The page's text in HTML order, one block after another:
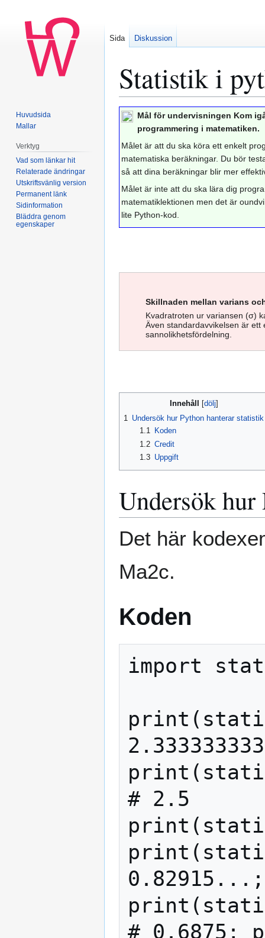
Statistik i
Hoppa
till
Hoppa
till
Mål för undervisningen Kom
programmering i matematiken.
Målet är att du ska köra ett enkelt
matematiska beräkningar. Du bör
så att dina beräkningar blir mer
Målet är inte att du ska lära dig
matematiklektionen men det är
lite Python-kod.
Skillnaden mellan varians
Kvadratroten ur variansen (σ)
Även standardavvikelsen är
sannolikhetsfördelning.
Innehåll
1 Undersök hur Python hanterar statistik
1.1
Koden
1.2 Credit
1.3 Uppgift
Undersök
Det här
Ma2c.
Koden
import
# 2.5
Sida Diskussion
Huvudsida
Mallar
Verktyg
Vad som länkar hit
Relaterade ändringar
Utskriftsvänlig version
Permanent länk
Sidinformation
Bläddra genom
egenskaper